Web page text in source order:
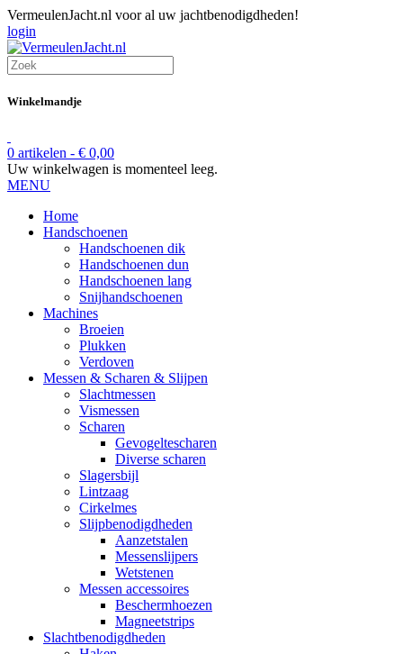
VermeulenJacht.nl voor al uw jachtbenodigdheden!
login
Winkelmandje
0 artikelen - € 0,00
Uw winkelwagen is momenteel leeg.
MENU
Home
Handschoenen
Handschoenen dik
Handschoenen dun
Handschoenen lang
Snijhandschoenen
Machines
Broeien
Plukken
Verdoven
Messen & Scharen & Slijpen
Slachtmessen
Vismessen
Scharen
Gevogeltescharen
Diverse scharen
Slagersbijl
Lintzaag
Cirkelmes
Slijpbenodigdheden
Aanzetstalen
Messenslijpers
Wetstenen
Messen accessoires
Beschermhoezen
Magneetstrips
Slachtbenodigdheden